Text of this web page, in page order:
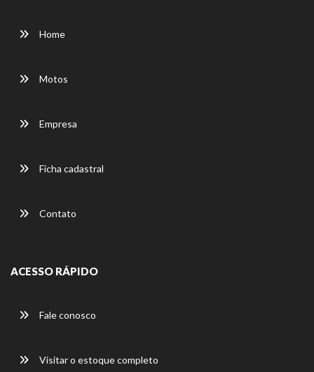
Home
Motos
Empresa
Ficha cadastral
Contato
ACESSO RÁPIDO
Fale conosco
Visitar o estoque completo